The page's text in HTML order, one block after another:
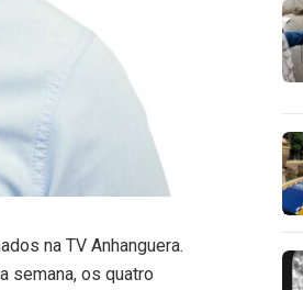
na TV Anhanguera.
semana, os quatro